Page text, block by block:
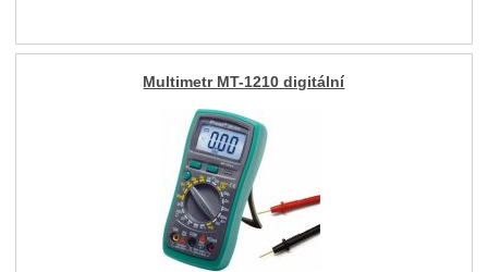
Multimetr MT-1210 digitální